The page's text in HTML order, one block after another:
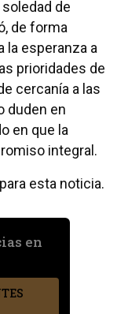
de
de forma
la esperanza a
prioridades de
cercanía a las
duden en
en que la
integral.
esta noticia.
en